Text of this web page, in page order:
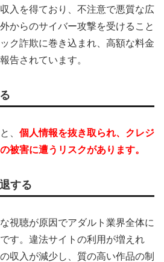
入を得ており、不注意で悪質な広
からのサイバー攻撃を受けること
ク詐欺に巻き込まれ、高額な料金
告されています。
、 個人情報を抜き取られ、クレジ
被害に遭うリスクがあります。
する
視聴が原因でアダルト業界全体に
す。違法サイトの利用が増えれ
収入が減少し、質の高い作品の制